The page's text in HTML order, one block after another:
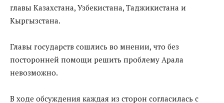
главы Казахстана, Узбекистана, Таджикистана и
Кыргызстана.
Главы государств сошлись во мнении, что без
посторонней помощи решить проблему Арала
невозможно.
В ходе обсуждения каждая из сторон согласилась с